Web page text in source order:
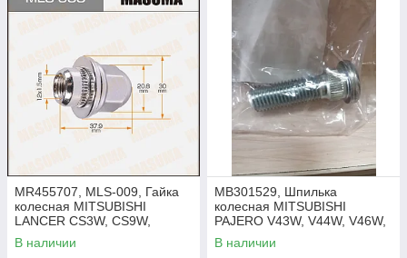
MR455707, MLS-009, Гайка
колесная MITSUBISHI
LANCER CS3W, CS9W,
CARISMA, SPACE STAR,
GALANT, MASUMA
В наличии
MB301529, Шпилька
колесная MITSUBISHI
PAJERO V43W, V44W, V46W,
V45W 1990-2000, JAPAN
В наличии